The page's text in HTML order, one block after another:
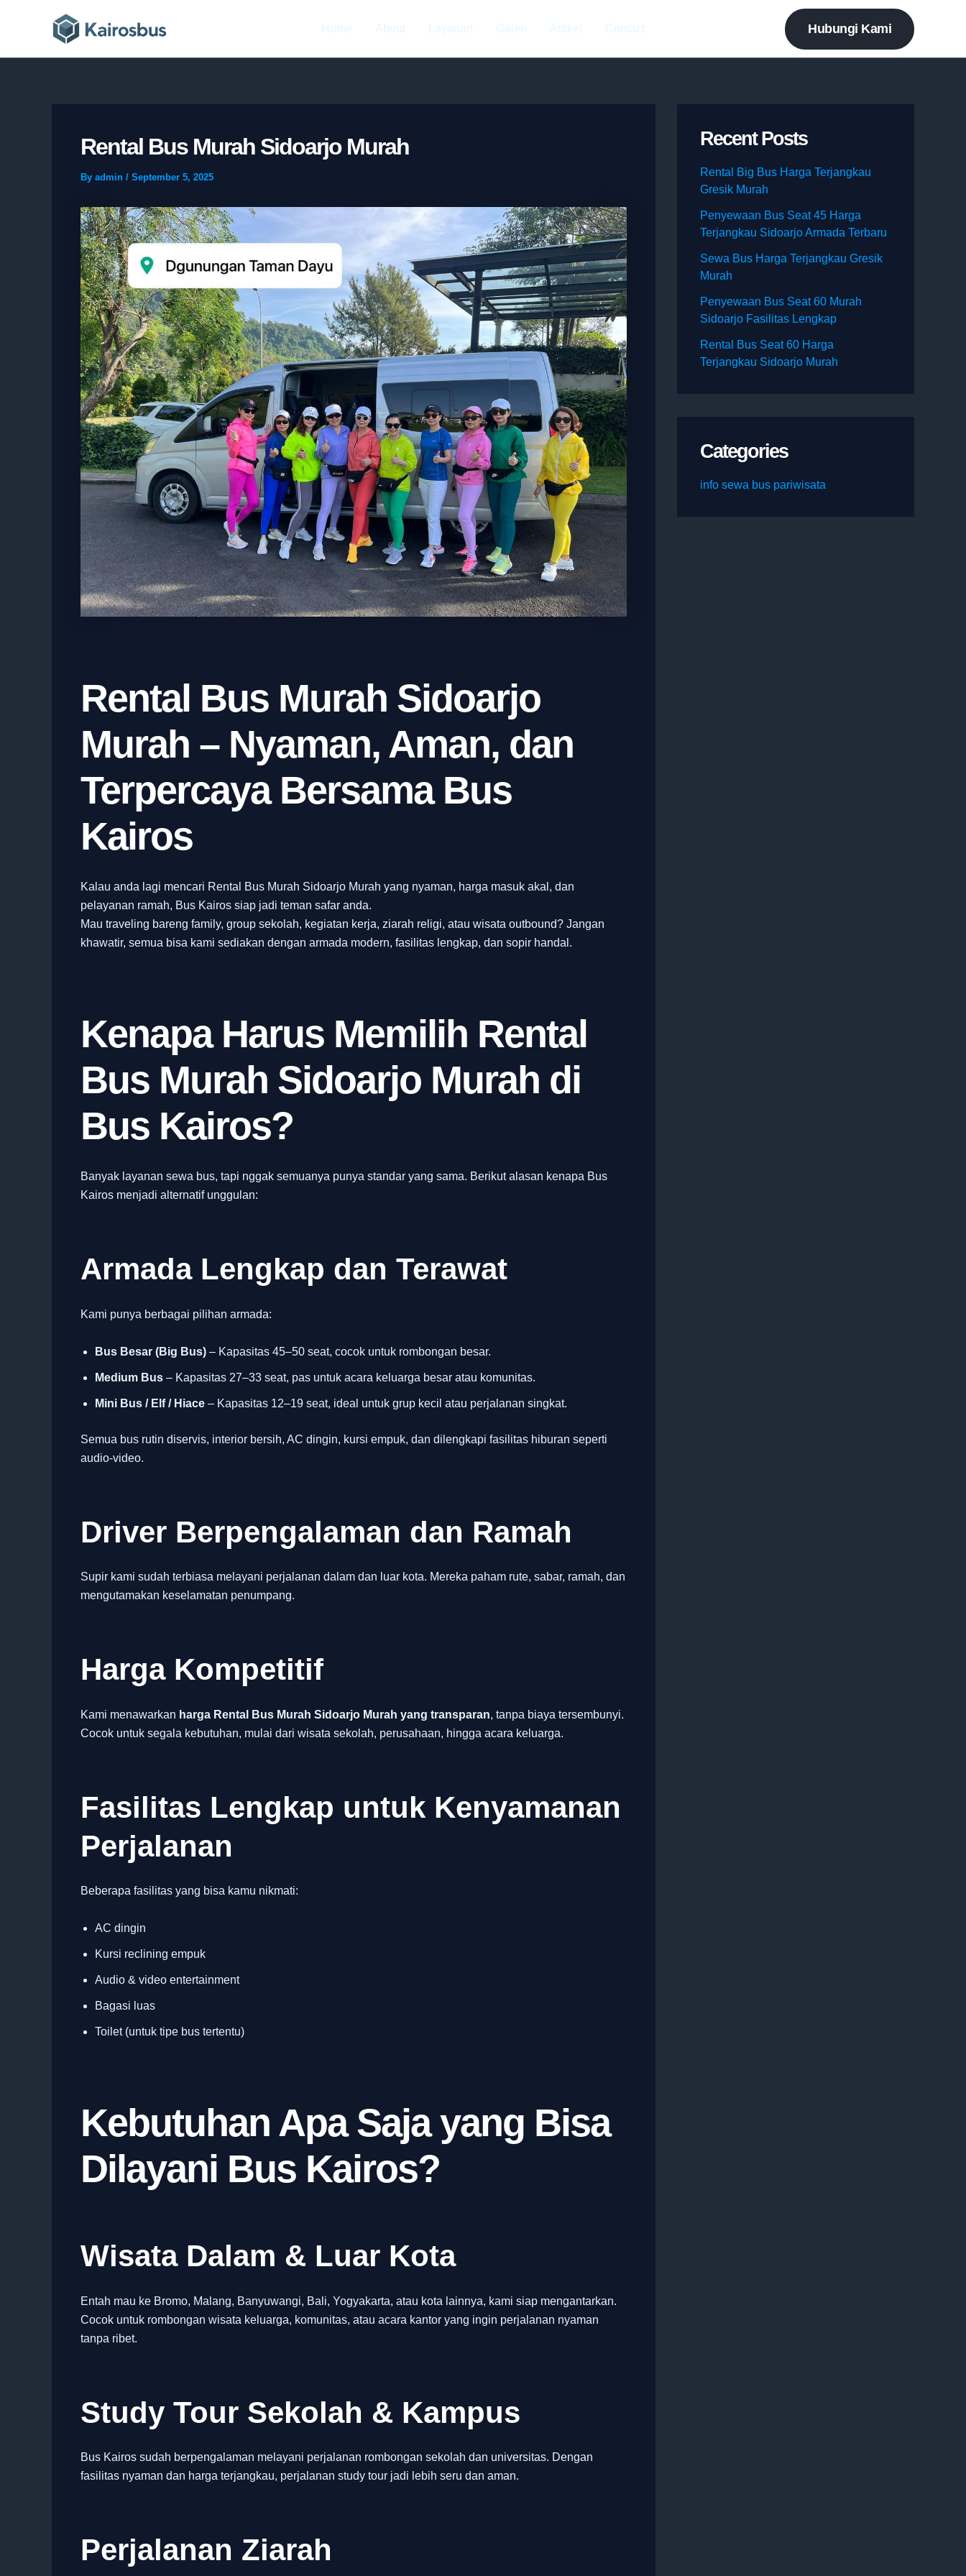
Home About Layanan Galeri Artikel Contact Hubungi Kami
Rental Bus Murah Sidoarjo Murah
By admin / September 5, 2025
Rental Bus Murah Sidoarjo
Murah – Nyaman, Aman, dan
Terpercaya Bersama Bus
Kairos
Kalau anda lagi mencari Rental Bus Murah Sidoarjo Murah yang nyaman, harga masuk akal, dan
pelayanan ramah, Bus Kairos siap jadi teman safar anda.
Mau traveling bareng family, group sekolah, kegiatan kerja, ziarah religi, atau wisata outbound? Jangan
khawatir, semua bisa kami sediakan dengan armada modern, fasilitas lengkap, dan sopir handal.
Kenapa Harus Memilih Rental
Bus Murah Sidoarjo Murah di
Bus Kairos?
Banyak layanan sewa bus, tapi nggak semuanya punya standar yang sama. Berikut alasan kenapa Bus
Kairos menjadi alternatif unggulan:
Armada Lengkap dan Terawat
Kami punya berbagai pilihan armada:
Bus Besar (Big Bus) – Kapasitas 45–50 seat, cocok untuk rombongan besar.
Medium Bus – Kapasitas 27–33 seat, pas untuk acara keluarga besar atau komunitas.
Mini Bus / Elf / Hiace – Kapasitas 12–19 seat, ideal untuk grup kecil atau perjalanan singkat.
Semua bus rutin diservis, interior bersih, AC dingin, kursi empuk, dan dilengkapi fasilitas hiburan seperti
audio-video.
Driver Berpengalaman dan Ramah
Supir kami sudah terbiasa melayani perjalanan dalam dan luar kota. Mereka paham rute, sabar, ramah, dan
mengutamakan keselamatan penumpang.
Harga Kompetitif
Kami menawarkan harga Rental Bus Murah Sidoarjo Murah yang transparan, tanpa biaya tersembunyi.
Cocok untuk segala kebutuhan, mulai dari wisata sekolah, perusahaan, hingga acara keluarga.
Fasilitas Lengkap untuk Kenyamanan
Perjalanan
Beberapa fasilitas yang bisa kamu nikmati:
AC dingin
Kursi reclining empuk
Audio & video entertainment
Bagasi luas
Toilet (untuk tipe bus tertentu)
Kebutuhan Apa Saja yang Bisa
Dilayani Bus Kairos?
Wisata Dalam & Luar Kota
Entah mau ke Bromo, Malang, Banyuwangi, Bali, Yogyakarta, atau kota lainnya, kami siap mengantarkan.
Cocok untuk rombongan wisata keluarga, komunitas, atau acara kantor yang ingin perjalanan nyaman
tanpa ribet.
Study Tour Sekolah & Kampus
Bus Kairos sudah berpengalaman melayani perjalanan rombongan sekolah dan universitas. Dengan
fasilitas nyaman dan harga terjangkau, perjalanan study tour jadi lebih seru dan aman.
Perjalanan Ziarah
Recent Posts
Rental Big Bus Harga Terjangkau
Gresik Murah
Penyewaan Bus Seat 45 Harga
Terjangkau Sidoarjo Armada Terbaru
Sewa Bus Harga Terjangkau Gresik
Murah
Penyewaan Bus Seat 60 Murah
Sidoarjo Fasilitas Lengkap
Rental Bus Seat 60 Harga
Terjangkau Sidoarjo Murah
Categories
info sewa bus pariwisata